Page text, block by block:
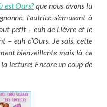
est Ours?que nous avons lu
l’autrice s’amusant à
petit – euh de Lièvre et le
– euh d’Ours. Je sais, cette
bienveillante mais là ce
la lecture! Encore un coup de